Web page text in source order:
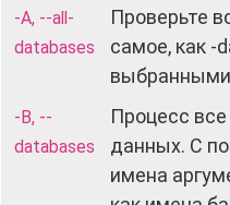
-A, --all-
databases
Проверьте
самое, как -
-B, --
databases
Процесс
данных. С
имена